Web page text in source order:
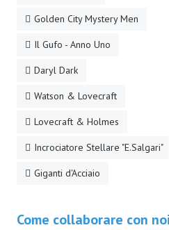
Necro
Solaris*
Saggistica
Edikolè
MetroCult
Narrativa
FantaFiction
#KM0
Golden City Mystery Men
Il Gufo - Anno Uno
Daryl Dark
Watson & Lovecraft
Lovecraft & Holmes
Incrociatore Stellare "E.Salgari"
Giganti d'Acciaio
Come collaborare con noi